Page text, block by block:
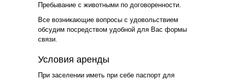
Пребывание с животными по договоренности.
Все возникающие вопросы с удовольствием
обсудим посредством удобной для Вас формы
связи.
Условия аренды
При заселении иметь при себе паспорт для